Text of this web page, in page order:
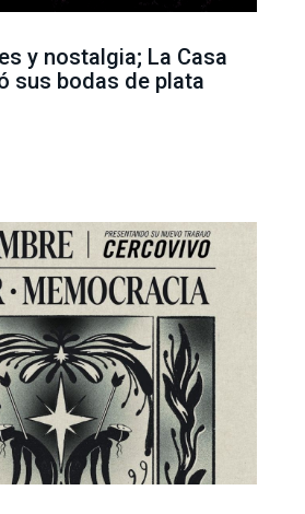
y nostalgia; La Casa
sus bodas de plata